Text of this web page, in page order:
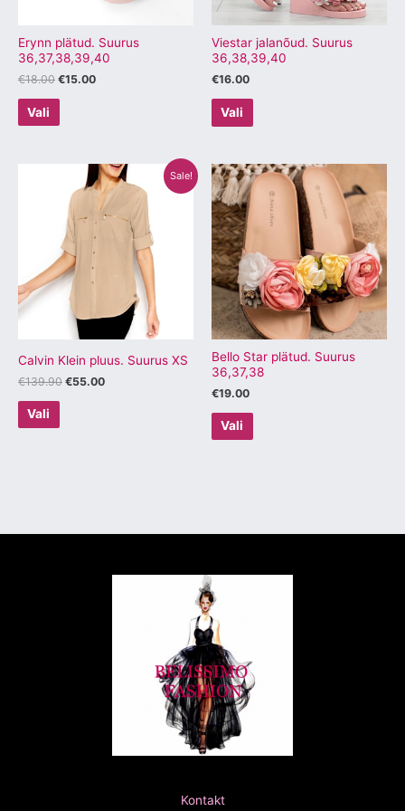
Erynn plätud. Suurus
36,37,38,39,40
€18.00 €15.00
Vali
tootelehel.
Viestar jalanõud. Suurus
36,38,39,40
€16.00
Vali
tootelehel.
Sale!
Calvin Klein pluus. Suurus XS
€139.90
Algne
hind
oli:
€139.90.
€55.00
Praegune
hind
on:
€55.00.
Vali
Sellel
tootel
on
mitu
varianti.
Valikuid
saab
teha
tootelehel.
Bello Star plätud. Suurus
36,37,38
€19.00
Vali
Sellel
tootel
varianti.
Valikuid
saab
teha
tootelehel.
Kontakt